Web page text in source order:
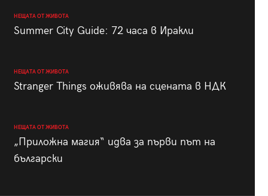
НЕЩАТА ОТ ЖИВОТА
Summer City Guide: 72 часа в Иракли
НЕЩАТА ОТ ЖИВОТА
Stranger Things оживява на сцената в НДК
НЕЩАТА ОТ ЖИВОТА
„Приложна магия“ идва за първи път на
български